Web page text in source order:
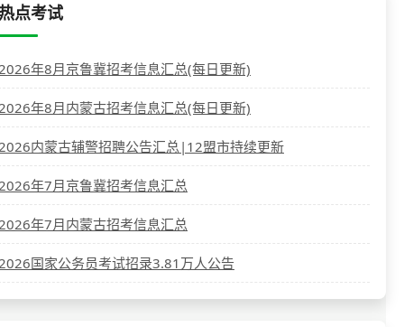
点考试
年8月京鲁冀招考信息汇总(每日更新)
年8月内蒙古招考信息汇总(每日更新)
内蒙古辅警招聘公告汇总|12盟市持续更新
年7月京鲁冀招考信息汇总
年7月内蒙古招考信息汇总
国家公务员考试招录3.81万人公告